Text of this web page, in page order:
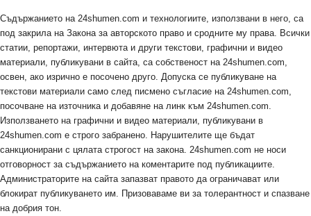
Съдържанието на 24shumen.com и технологиите, използвани в него, са
под закрила на Закона за авторското право и сродните му права. Всички
статии, репортажи, интервюта и други текстови, графични и видео
материали, публикувани в сайта, са собственост на 24shumen.com,
освен, ако изрично е посочено друго. Допуска се публикуване на
текстови материали само след писмено съгласие на 24shumen.com,
посочване на източника и добавяне на линк към 24shumen.com.
Използването на графични и видео материали, публикувани в
24shumen.com е строго забранено. Нарушителите ще бъдат
санкционирани с цялата строгост на закона. 24shumen.com не носи
отговорност за съдържанието на коментарите под публикациите.
Администраторите на сайта запазват правото да ограничават или
блокират публикуването им. Призоваваме ви за толерантност и спазване
на добрия тон.